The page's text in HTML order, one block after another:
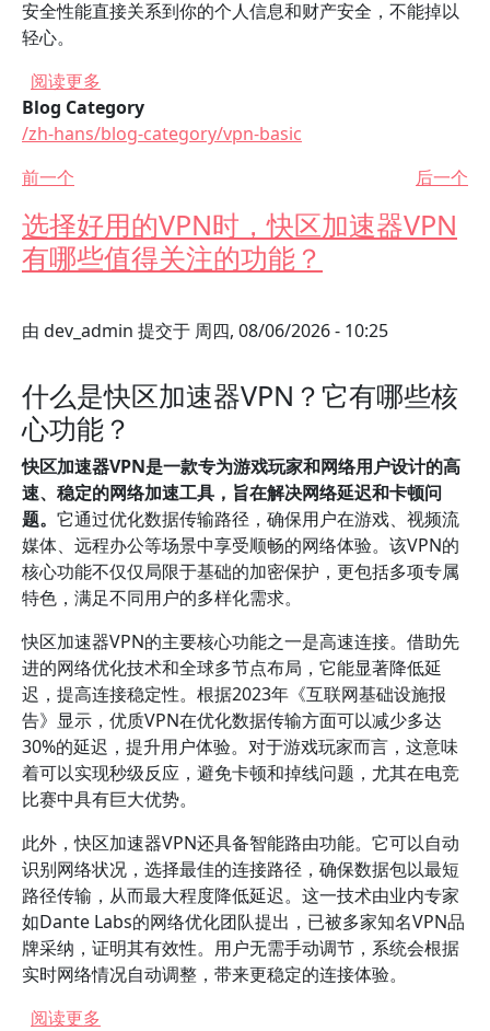
安全性能直接关系到你的个人信息和财产安全，不能掉以
轻心。
阅读更多
Blog Category
/zh-hans/blog-category/vpn-basic
前一个
后一个
选择好用的VPN时，快区加速器VPN
有哪些值得关注的功能？
由 dev_admin 提交于 周四, 08/06/2026 - 10:25
什么是快区加速器VPN？它有哪些核
心功能？
快区加速器VPN是一款专为游戏玩家和网络用户设计的高
速、稳定的网络加速工具，旨在解决网络延迟和卡顿问
题。 它通过优化数据传输路径，确保用户在游戏、视频流
媒体、远程办公等场景中享受顺畅的网络体验。该VPN的
核心功能不仅仅局限于基础的加密保护，更包括多项专属
特色，满足不同用户的多样化需求。
快区加速器VPN的主要核心功能之一是高速连接。借助先
进的网络优化技术和全球多节点布局，它能显著降低延
迟，提高连接稳定性。根据2023年《互联网基础设施报
告》显示，优质VPN在优化数据传输方面可以减少多达
30%的延迟，提升用户体验。对于游戏玩家而言，这意味
着可以实现秒级反应，避免卡顿和掉线问题，尤其在电竞
比赛中具有巨大优势。
此外，快区加速器VPN还具备智能路由功能。它可以自动
识别网络状况，选择最佳的连接路径，确保数据包以最短
路径传输，从而最大程度降低延迟。这一技术由业内专家
如Dante Labs的网络优化团队提出，已被多家知名VPN品
牌采纳，证明其有效性。用户无需手动调节，系统会根据
实时网络情况自动调整，带来更稳定的连接体验。
阅读更多